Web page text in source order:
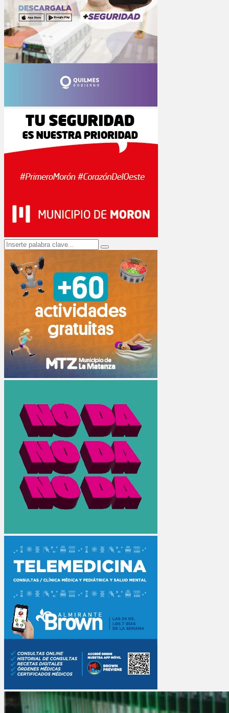
Search
for:
Search